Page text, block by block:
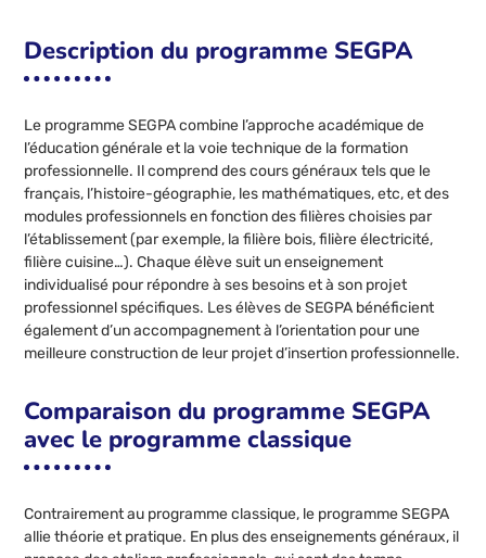
Description du programme SEGPA
Le programme SEGPA combine l’approche académique de
l’éducation générale et la voie technique de la formation
professionnelle. Il comprend des cours généraux tels que le
français, l’histoire-géographie, les mathématiques, etc, et des
modules professionnels en fonction des filières choisies par
l’établissement (par exemple, la filière bois, filière électricité,
filière cuisine…). Chaque élève suit un enseignement
individualisé pour répondre à ses besoins et à son projet
professionnel spécifiques. Les élèves de SEGPA bénéficient
également d’un accompagnement à l’orientation pour une
meilleure construction de leur projet d’insertion professionnelle.
Comparaison du programme SEGPA
avec le programme classique
Contrairement au programme classique, le programme SEGPA
allie théorie et pratique. En plus des enseignements généraux, il